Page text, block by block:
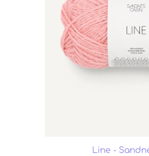
Line -